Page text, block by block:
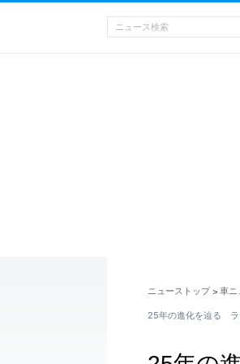
ニューストップ > 車ニ
25年の進化を辿る ラ